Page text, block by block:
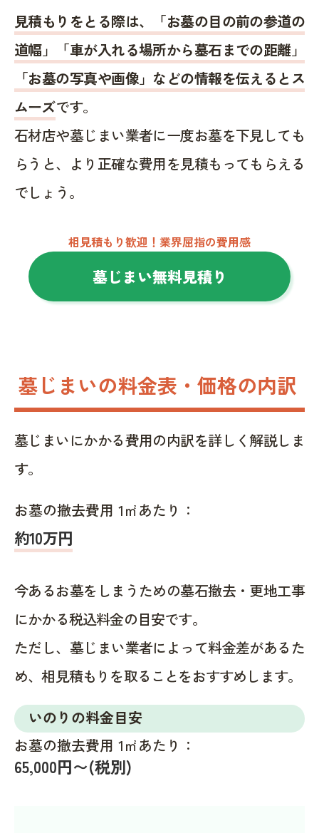
見積もりをとる際は、「お墓の目の前の参道の
道幅」「車が入れる場所から墓石までの距離」
「お墓の写真や画像」などの情報を伝えるとス
ムーズです。
石材店や墓じまい業者に一度お墓を下見しても
らうと、より正確な費用を見積もってもらえる
でしょう。
相見積もり歓迎！業界屈指の費用感
墓じまい無料見積り
墓じまいの料金表・価格の内訳
墓じまいにかかる費用の内訳を詳しく解説しま
す。
お墓の撤去費用 1㎡あたり：
約10万円
今あるお墓をしまうための墓石撤去・更地工事
にかかる税込料金の目安です。
ただし、墓じまい業者によって料金差があるた
め、相見積もりを取ることをおすすめします。
いのりの料金目安
お墓の撤去費用 1㎡あたり：
65,000円〜(税別)